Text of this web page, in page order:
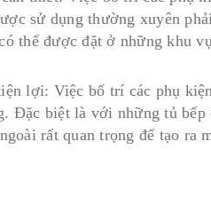
sử dụng thường xuyên
thể được đặt ở những khu
lợi: Việc bố trí các phụ
Đặc biệt là với những tủ
rất quan trọng để tạo ra